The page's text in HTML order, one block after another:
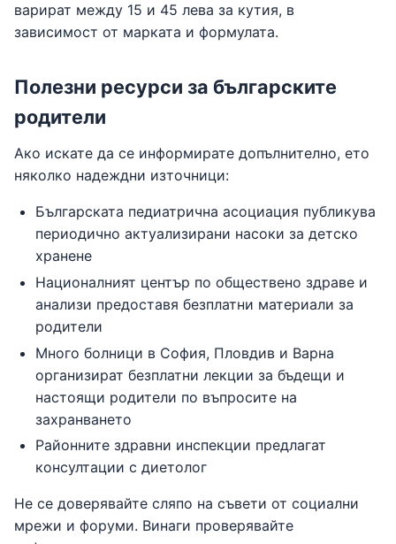
варират между 15 и 45 лева за кутия, в
зависимост от марката и формулата.
Полезни ресурси за българските
родители
Ако искате да се информирате допълнително, ето
няколко надеждни източници:
Българската педиатрична асоциация публикува
периодично актуализирани насоки за детско
хранене
Националният център по обществено здраве и
анализи предоставя безплатни материали за
родители
Много болници в София, Пловдив и Варна
организират безплатни лекции за бъдещи и
настоящи родители по въпросите на
захранването
Районните здравни инспекции предлагат
консултации с диетолог
Не се доверявайте сляпо на съвети от социални
мрежи и форуми. Винаги проверявайте